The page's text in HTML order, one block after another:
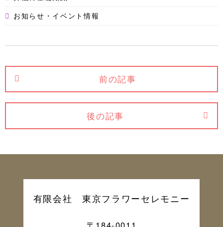
お知らせ・イベント情報
前の記事
後の記事
有限会社 東京フラワーセレモニー